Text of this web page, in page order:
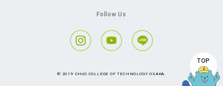
TOP
Follow Us
© 2019 CHUO COLLEGE OF TECHNOLOGY OSAKA.